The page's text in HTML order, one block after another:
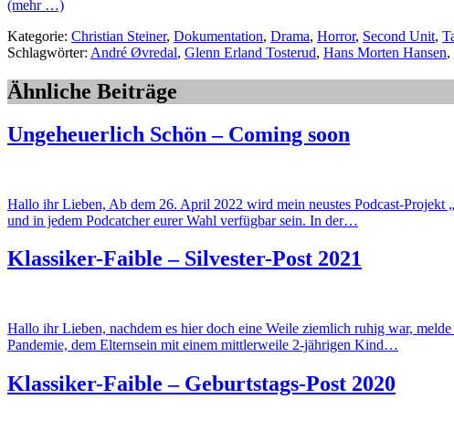
(mehr …)
Kategorie: Christian Steiner, Dokumentation, Drama, Horror, Second Unit,
Schlagwörter: André Øvredal, Glenn Erland Tosterud, Hans Morten Hansen,
Ähnliche Beiträge
Ungeheuerlich Schön – Coming soon
Hallo ihr Lieben, Ab dem 26. April 2022 wird mein neustes Podcast-Projekt
und in jedem Podcatcher eurer Wahl verfügbar sein. In der…
Klassiker-Faible – Silvester-Post 2021
Hallo ihr Lieben, nachdem es hier doch eine Weile ziemlich ruhig war,
Pandemie, dem Elternsein mit einem mittlerweile 2-jährigen Kind…
Klassiker-Faible – Geburtstags-Post 2020